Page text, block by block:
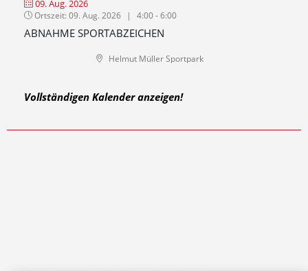
09. Aug. 2026
Ortszeit: 09. Aug. 2026 | 4:00 - 6:00
ABNAHME SPORTABZEICHEN
Helmut Müller Sportpark
Vollständigen Kalender anzeigen!